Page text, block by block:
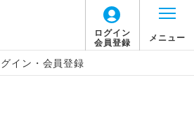
ログイン
会員登録
メニュー
イン・会員登録